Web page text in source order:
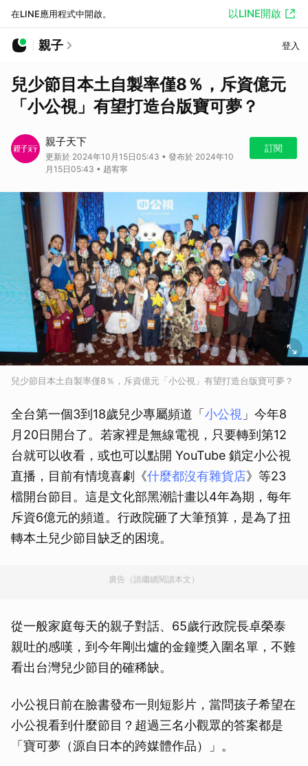
在LINE應用程式中開啟。 以LINE開啟
親子 登入
兒少節目本土自製率僅8％，斥資億元
「小公視」有望打造台版寶可夢？
親子天下
更新於 2024年10月15日05:43 • 發布於 2024年10
月15日05:43 • 趙宥寧
訂閱
兒少節目本土自製率僅8％，斥資億元「小公視」有望打造台版寶可夢？
全台第一個3到18歲兒少專屬頻道「 小公視 」今年8
月20日開台了。若家裡是無線電視，只要轉到第12
台就可以收看，或也可以點開 YouTube 鎖定小公視
直播，目前有情境喜劇《什麼都沒有雜貨店》等23
檔開台節目。這是文化部黑潮計畫以4年為期，每年
斥資6億元的頻道。行政院砸了大筆預算，是為了扭
轉本土兒少節目缺乏的困境。
廣告（請繼續閱讀本文）
從一般家庭每天的親子對話、65歲行政院長卓榮泰
親吐的感嘆，到今年剛出爐的金鐘獎入圍名單，不難
看出台灣兒少節目的確稀缺。
小公視日前在臉書發布一則短影片，當問孩子希望在
小公視看到什麼節目？超過三名小觀眾的答案都是
「寶可夢（源自日本的跨媒體作品）」。